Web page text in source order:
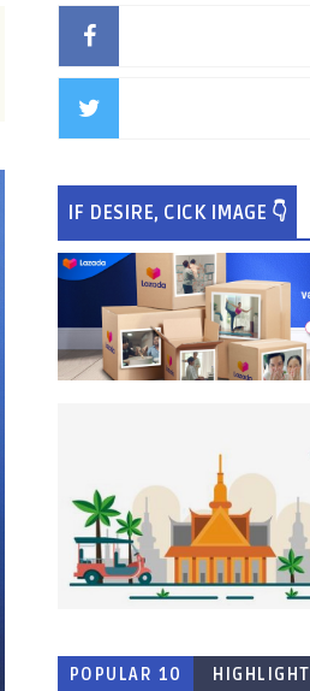
IF DESIRE, CICK IMAGE 👇
POPULAR 10
HIGHLIGHT